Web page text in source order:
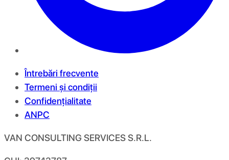
Întrebări frecvente
Termeni și condiții
Confidențialitate
ANPC
VAN CONSULTING SERVICES S.R.L.